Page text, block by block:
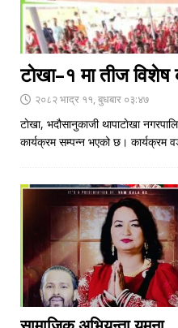
टाेखा–१ मा तीज विशेष
२०८२ भाद्र ११, बुधबार ०३:४७
टाेखा, भदौसानुकाजी थापाटाेखा
कार्यक्रम सम्पन्न भएको छ। कार्यक्रम